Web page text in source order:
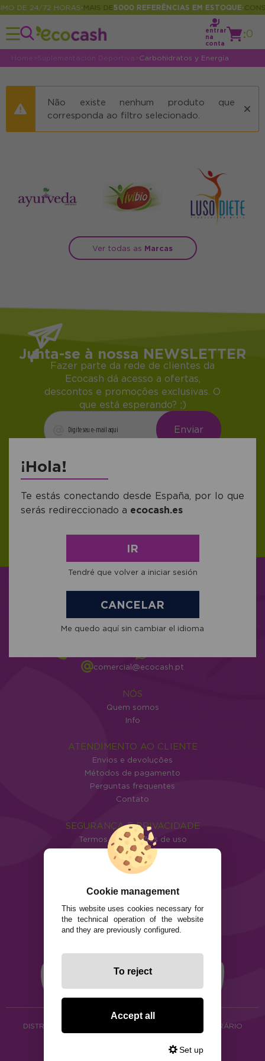
DE 24/72 HORAS •MAIS DE 5000 REFERÊNCIAS EM ESTOQUE •
entrar
na
conta
:0
Home Suplementación Deportiva Carbohidratos y Energía
Não existe nenhum produto que
corresponda ao filtro selecionado.
Ver todas as Marcas
Junta-se à nossa NEWSLETTER
Fazer parte da rede de clientes da
Ecocash dá acesso a ofertas,
descontos e promoções exclusivas. O
que está esperando? ;)
novedades y tendencias por e-mail. Puedo
C/ Cunchido nº 1 - Darbo 36940
comercial@ecocash.pt
NÓS
Quem somos
Info
ATENDIMENTO AO CLIENTE
Envios e devoluções
Métodos de pagamento
Perguntas frequentes
Contato
SEGURANÇA E PRIVACIDADE
Termos e condições de uso
Política de privacidade
Política de cookies
DISTRIBUIÇÃO DE ALIMENTOS ORGÂNICOS E HERBORÁRIO
Ecocash Productos Orgánicos S.C
¡Hola!
Te estás conectando desde España, por lo que
serás redireccionado a ecocash.es
IR
Tendré que volver a iniciar sesión
CANCELAR
Me quedo aquí sin cambiar el idioma
Cookie management
This website uses cookies necessary for
the technical operation of the website
and they are previously configured.
To reject
Accept all
Set up